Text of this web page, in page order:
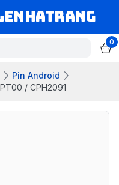
0
Pin Android
/ CPH2091